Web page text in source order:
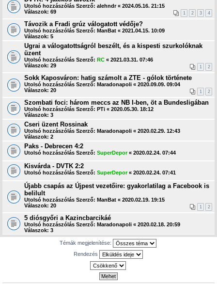
Utolsó hozzászólás Szerző: alehndr« 2024.05.16. 21:15
Válaszok: 69 1 2 3 4
Távozik a Fradi grúz válogatott védője?
Utolsó hozzászólás Szerző: ManBat « 2021.04.15. 10:09
Válaszok: 5
Ugrai a válogatottságról beszélt, és a kispesti szurkolóknak
üzent
Utolsó hozzászólás Szerző: RC « 2021.03.31. 07:46
Válaszok: 29 1 2
Sokk Kaposváron: hatig számolt a ZTE - gólok története
Utolsó hozzászólás Szerző: Maradonapoli « 2020.09.09. 09:04
Válaszok: 20 1 2
Szombati foci: három meccs az NB I-ben, öt a Bundesligában
Utolsó hozzászólás Szerző: PTi « 2020.05.30. 18:12
Válaszok: 3
Cseri üzent Rossinak
Utolsó hozzászólás Szerző: Maradonapoli « 2020.02.29. 12:43
Válaszok: 2
Paks - Debrecen 4:2
Utolsó hozzászólás Szerző: SuperDepor« 2020.02.24. 07:44
Kisvárda - DVTK 2:2
Utolsó hozzászólás Szerző: SuperDepor« 2020.02.24. 07:41
Újabb csapás az Újpest vezetőire: gyakorlatilag a Facebook is
belilult
Utolsó hozzászólás Szerző: ManBat « 2020.02.19. 19:15
Válaszok: 20 1 2
5 diósgyőri a Kazincbarcikáé
Utolsó hozzászólás Szerző: Maradonapoli « 2020.02.18. 20:59
Válaszok: 3
Témák megjelenítése:
Rendezés